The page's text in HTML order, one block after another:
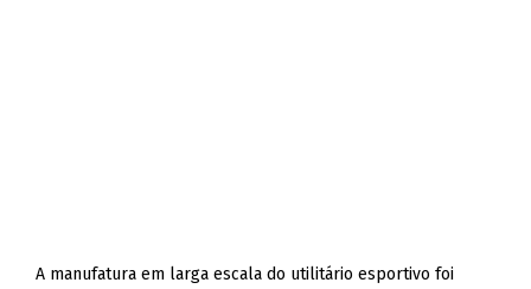
A manufatura em larga escala do utilitário esportivo foi